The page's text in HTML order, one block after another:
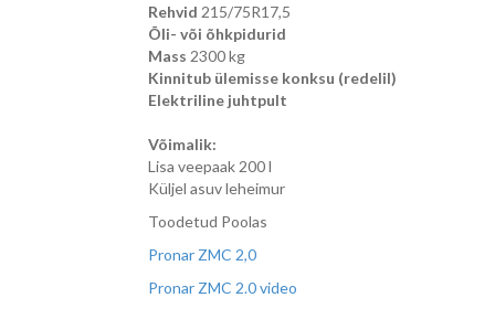
Rehvid 215/75R17,5
Õli- või õhkpidurid
Mass 2300 kg
Kinnitub ülemisse konksu (redelil)
Elektriline juhtpult
Võimalik:
Lisa veepaak 200 l
Küljel asuv leheimur
Toodetud Poolas
Pronar ZMC 2,0
Pronar ZMC 2.0 video